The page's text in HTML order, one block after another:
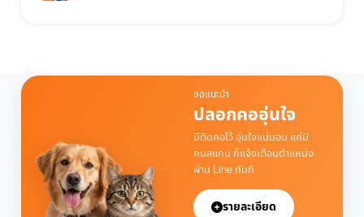
ขอแนะนำ
ปลอกคออุ่นใจ
มีติดคอไว้ อุ่นใจแน่นอน แค่มี
คนสแกน ก็แจ้งเตือนตำแหน่ง
ผ่าน Line ทันที
รายละเอียด